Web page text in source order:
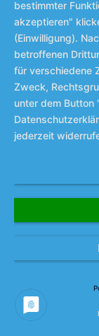
Hinweis
Es gibt keine
bestimmter
akzeptieren"
(Einwilligung).
betroffenen
für verschiedene
Zweck,
unter dem Button
jederzeit